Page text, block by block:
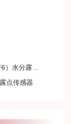
分露点测量
点传感器